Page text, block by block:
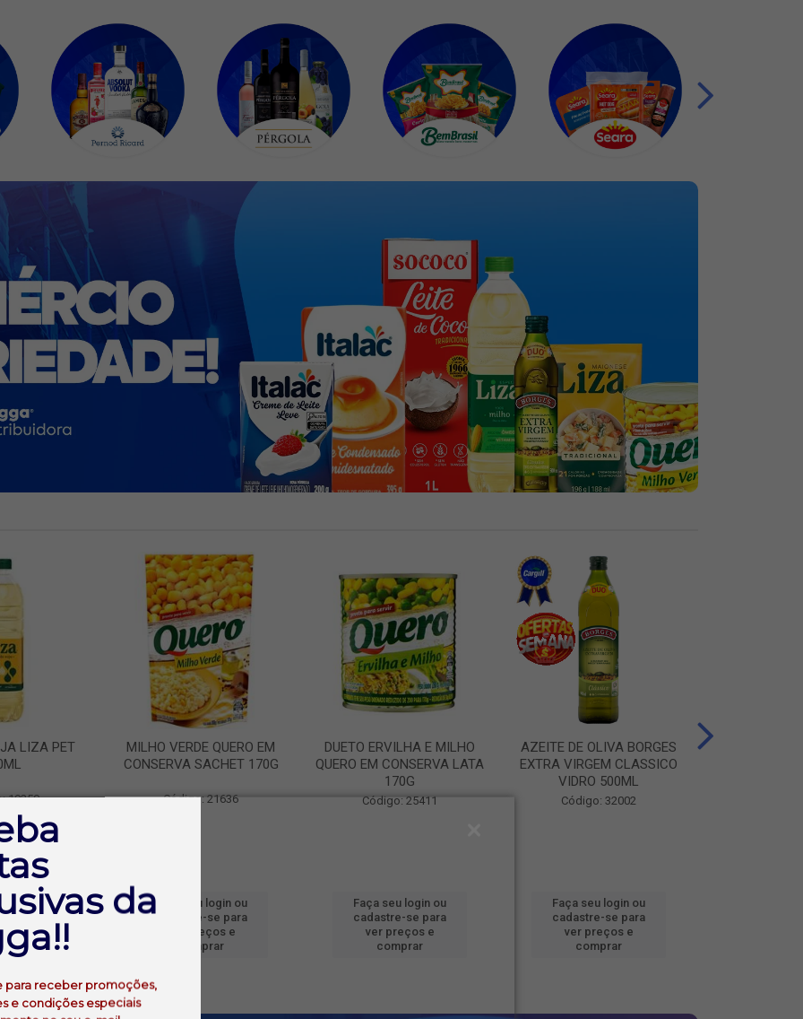
da
para receber promoções,
e condições especiais
LIZA PET
19250
login ou
se para
e
MILHO VERDE QUERO EM
CONSERVA SACHET 170G
Código: 21636
Faça seu login ou
cadastre-se para
ver preços e
comprar
DUETO ERVILHA E MILHO
QUERO EM CONSERVA LATA
170G
Código: 25411
Faça seu login ou
cadastre-se para
ver preços e
comprar
AZEITE DE OLIVA BORGES
EXTRA VIRGEM CLASSICO
VIDRO 500ML
Código: 32002
Faça seu login ou
cadastre-se para
ver preços e
comprar